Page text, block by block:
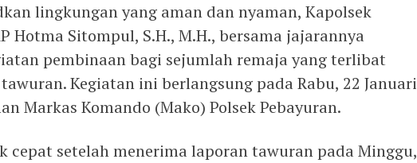
lingkungan yang aman dan nyaman, Kapolsek
Hotma Sitompul, S.H., M.H., bersama jajarannya
pembinaan bagi sejumlah remaja yang terlibat
Kegiatan ini berlangsung pada Rabu, 22 Januari
Markas Komando (Mako) Polsek Pebayuran.
cepat setelah menerima laporan tawuran pada Minggu,